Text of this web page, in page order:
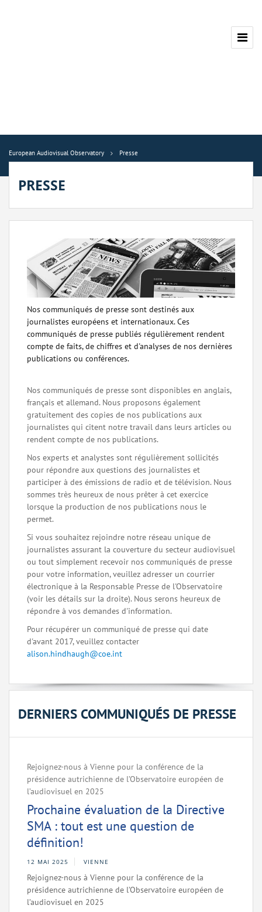
European Audiovisual Observatory Presse
PRESSE
Nos communiqués de presse sont destinés aux
journalistes européens et internationaux. Ces
communiqués de presse publiés régulièrement rendent
compte de faits, de chiffres et d'analyses de nos dernières
publications ou conférences.
Nos communiqués de presse sont disponibles en anglais,
français et allemand. Nous proposons également
gratuitement des copies de nos publications aux
journalistes qui citent notre travail dans leurs articles ou
rendent compte de nos publications.
Nos experts et analystes sont régulièrement sollicités
pour répondre aux questions des journalistes et
participer à des émissions de radio et de télévision. Nous
sommes très heureux de nous prêter à cet exercice
lorsque la production de nos publications nous le
permet.
Si vous souhaitez rejoindre notre réseau unique de
journalistes assurant la couverture du secteur audiovisuel
ou tout simplement recevoir nos communiqués de presse
pour votre information, veuillez adresser un courrier
électronique à la Responsable Presse de l'Observatoire
(voir les détails sur la droite). Nous serons heureux de
répondre à vos demandes d'information.
Pour récupérer un communiqué de presse qui date
d'avant 2017, veuillez contacter
alison.hindhaugh@coe.int
DERNIERS COMMUNIQUÉS DE PRESSE
Rejoignez-nous à Vienne pour la conférence de la
présidence autrichienne de l’Observatoire européen de
l’audiovisuel en 2025
Prochaine évaluation de la Directive
SMA : tout est une question de
définition!
12 MAI 2025 VIENNE
Rejoignez-nous à Vienne pour la conférence de la
présidence autrichienne de l’Observatoire européen de
l’audiovisuel en 2025